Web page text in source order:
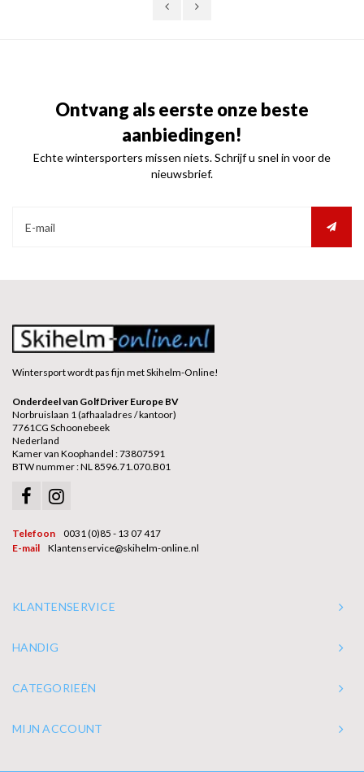
Ontvang als eerste onze beste
aanbiedingen!
Echte wintersporters missen niets. Schrijf u snel in voor de
nieuwsbrief.
Wintersport wordt pas fijn met Skihelm-Online!
Onderdeel van GolfDriver Europe BV
Norbruislaan 1 (afhaaladres / kantoor)
7761CG Schoonebeek
Nederland
Kamer van Koophandel : 73807591
BTW nummer : NL 8596.71.070.B01
Telefoon
0031 (0)85 - 13 07 417
E-mail
Klantenservice@skihelm-online.nl
KLANTENSERVICE
HANDIG
CATEGORIEËN
MIJN ACCOUNT